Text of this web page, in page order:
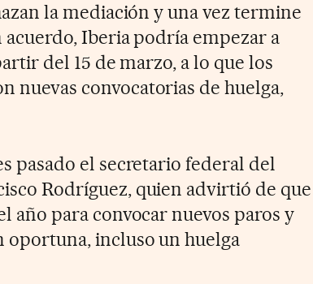
la mediación y una vez termine
Iberia podría empezar a
del 15 de marzo, a lo que los
nuevas convocatorias de huelga,
pasado el secretario federal del
Rodríguez, quien advirtió de que
año para convocar nuevos paros y
oportuna, incluso un huelga